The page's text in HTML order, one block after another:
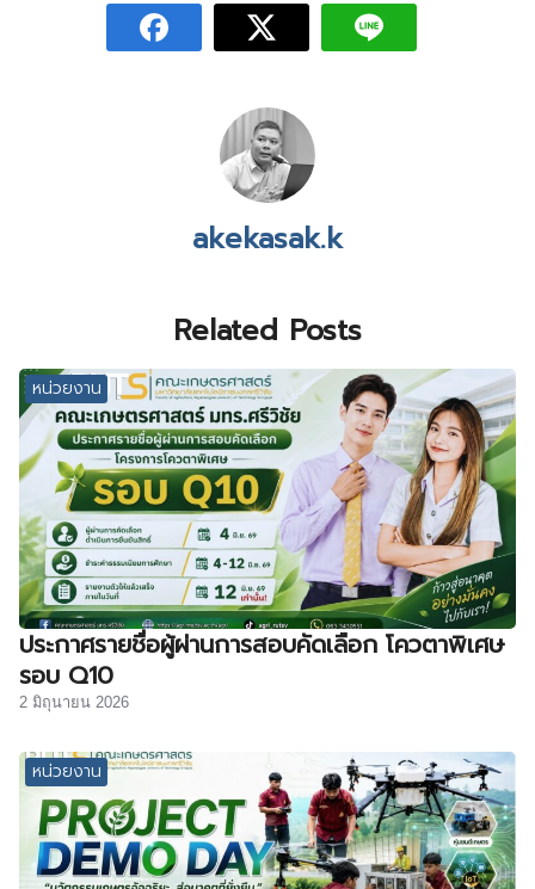
akekasak.k
Related Posts
หน่วยงาน
ประกาศรายชื่อผู้ผ่านการสอบคัดเลือก โควตาพิเศษ
รอบ Q10
2 มิถุนายน 2026
หน่วยงาน